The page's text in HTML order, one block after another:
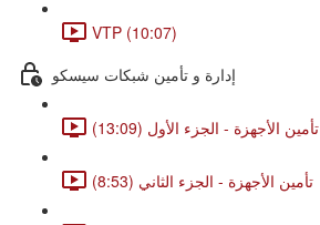
VTP (10:07)
إدارة و تأمين شبكات سيسكو
تأمين الأجهزة - الجزء الأول (13:09)
تأمين الأجهزة - الجزء الثاني (8:53)